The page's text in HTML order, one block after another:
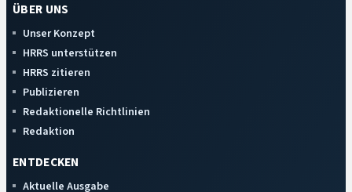
ÜBER UNS
Unser Konzept
HRRS unterstützen
HRRS zitieren
Publizieren
Redaktionelle Richtlinien
Redaktion
ENTDECKEN
Aktuelle Ausgabe